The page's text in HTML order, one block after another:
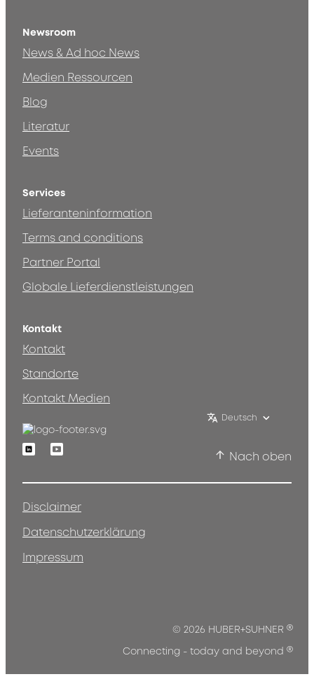
Newsroom
News & Ad hoc News
Medien Ressourcen
Blog
Literatur
Events
Services
Lieferanteninformation
Terms and conditions
Partner Portal
Globale Lieferdienstleistungen
Kontakt
Kontakt
Standorte
Kontakt Medien
Deutsch
LinkedinYoutube
Nach oben
Disclaimer
Datenschutzerklärung
Impressum
© 2026 HUBER+SUHNER ®
Connecting - today and beyond ®